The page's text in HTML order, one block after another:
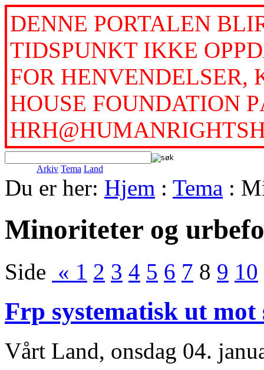
DENNE PORTALEN
TIDSPUNKT IKKE
FOR HENVENDELSER,
HOUSE FOUNDATION
Arkiv Tema Land
Du er her: Hjem : Tema :
Minoriteter og
Side « 1 2 3 4 5 6 7 8 9 10
Frp systematisk ut mot
Vårt Land, onsdag 04.